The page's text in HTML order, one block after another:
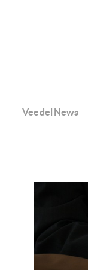
Veedel News